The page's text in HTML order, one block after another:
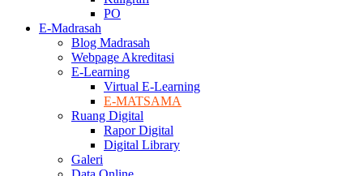
PO
E-Madrasah
Blog Madrasah
Webpage Akreditasi
E-Learning
Virtual E-Learning
E-MATSAMA
Ruang Digital
Rapor Digital
Digital Library
Galeri